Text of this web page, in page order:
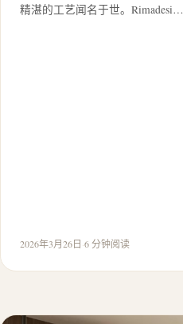
精湛的工艺闻名于世。Rimadesi…
2026年3月26日·6 分钟阅读